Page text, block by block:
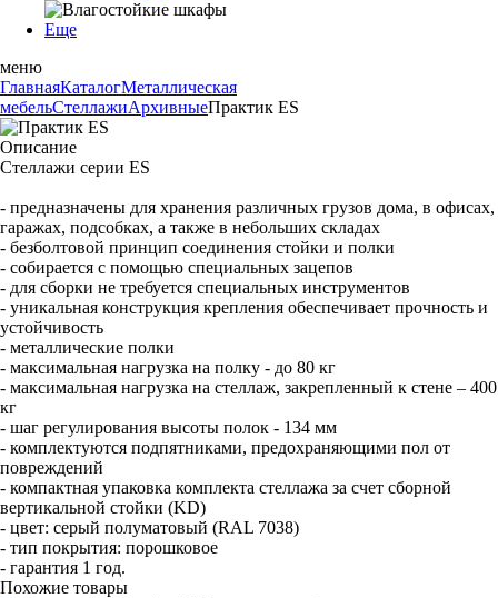
Еще
меню
ГлавнаяКаталогМеталлическая
мебельСтеллажиАрхивныеПрактик ES
Описание
Стеллажи серии ES
- предназначены для хранения различных грузов дома, в офисах,
гаражах, подсобках, а также в небольших складах
- безболтовой принцип соединения стойки и полки
- собирается с помощью специальных зацепов
- для сборки не требуется специальных инструментов
- уникальная конструкция крепления обеспечивает прочность и
устойчивость
- металлические полки
- максимальная нагрузка на полку - до 80 кг
- максимальная нагрузка на стеллаж, закрепленный к стене – 400
кг
- шаг регулирования высоты полок - 134 мм
- комплектуются подпятниками, предохраняющими пол от
повреждений
- компактная упаковка комплекта стеллажа за счет сборной
вертикальной стойки (KD)
- цвет: серый полуматовый (RAL 7038)
- тип покрытия: порошковое
- гарантия 1 год.
Похожие товары